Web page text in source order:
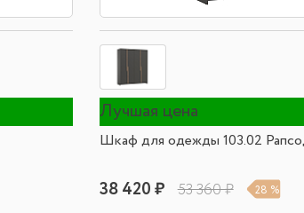
Лучшая цена
Шкаф для одежды 103.02
38 420 ₽ 53 360 ₽ 28 %